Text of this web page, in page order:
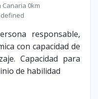
Canaria 0km
responsable,
con capacidad de
Capacidad para
de habilidad